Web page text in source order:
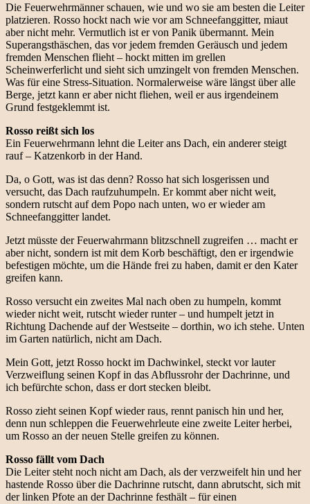
Die Feuerwehrmänner schauen, wie und wo sie am besten die Leiter
platzieren. Rosso hockt nach wie vor am Schneefanggitter, miaut
aber nicht mehr. Vermutlich ist er von Panik übermannt. Mein
Superangsthäschen, das vor jedem fremden Geräusch und jedem
fremden Menschen flieht – hockt mitten im grellen
Scheinwerferlicht und sieht sich umzingelt von fremden Menschen.
Was für eine Stress-Situation. Normalerweise wäre längst über alle
Berge, jetzt kann er aber nicht fliehen, weil er aus irgendeinem
Grund festgeklemmt ist.
Rosso reißt sich los
Ein Feuerwehrmann lehnt die Leiter ans Dach, ein anderer steigt
rauf – Katzenkorb in der Hand.
Da, o Gott, was ist das denn? Rosso hat sich losgerissen und
versucht, das Dach raufzuhumpeln. Er kommt aber nicht weit,
sondern rutscht auf dem Popo nach unten, wo er wieder am
Schneefanggitter landet.
Jetzt müsste der Feuerwahrmann blitzschnell zugreifen … macht er
aber nicht, sondern ist mit dem Korb beschäftigt, den er irgendwie
befestigen möchte, um die Hände frei zu haben, damit er den Kater
greifen kann.
Rosso versucht ein zweites Mal nach oben zu humpeln, kommt
wieder nicht weit, rutscht wieder runter – und humpelt jetzt in
Richtung Dachende auf der Westseite – dorthin, wo ich stehe. Unten
im Garten natürlich, nicht am Dach.
Mein Gott, jetzt Rosso hockt im Dachwinkel, steckt vor lauter
Verzweiflung seinen Kopf in das Abflussrohr der Dachrinne, und
ich befürchte schon, dass er dort stecken bleibt.
Rosso zieht seinen Kopf wieder raus, rennt panisch hin und her,
denn nun schleppen die Feuerwehrleute eine zweite Leiter herbei,
um Rosso an der neuen Stelle greifen zu können.
Rosso fällt vom Dach
Die Leiter steht noch nicht am Dach, als der verzweifelt hin und her
hastende Rosso über die Dachrinne rutscht, dann abrutscht, sich mit
der linken Pfote an der Dachrinne festhält – für einen